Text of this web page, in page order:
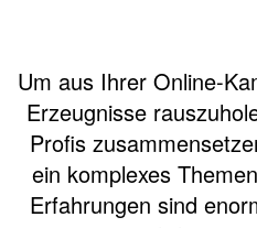
Um aus Ihrer Online-
Erzeugnisse
Profis
ein komplexes
Erfahrungen sind